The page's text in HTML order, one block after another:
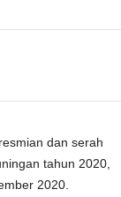
dan serah
tahun 2020,
2020.